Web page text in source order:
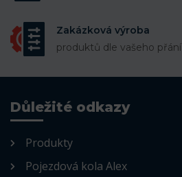
Zakázková výroba
produktů dle vašeho přání
Důležité odkazy
Produkty
Pojezdová kola Alex